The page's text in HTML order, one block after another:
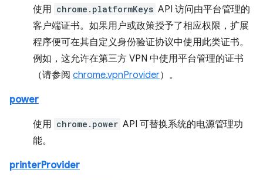
使用 chrome.platformKeys API 访问由平台管理的
客户端证书。如果用户或政策授予了相应权限，扩展
程序便可在其自定义身份验证协议中使用此类证书。
例如，这允许在第三方 VPN 中使用平台管理的证书
（请参阅 chrome.vpnProvider）。
power
使用 chrome.power API 可替换系统的电源管理功
能。
printerProvider